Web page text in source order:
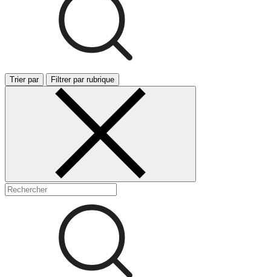
Trier par Filtrer par rubrique